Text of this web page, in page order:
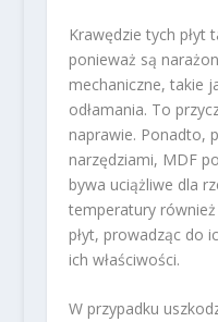
Krawędzie tych płyt
ponieważ są
mechaniczne, takie
odłamania. To
naprawie. Ponadto,
narzędziami, MDF
bywa uciążliwe dla
temperatury
płyt, prowadząc do
ich właściwości.
W przypadku